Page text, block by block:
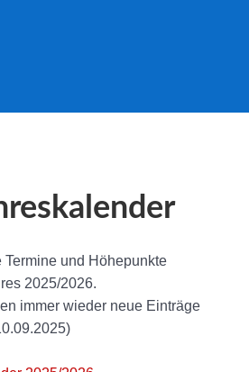
Termine und Höhepunkte
2025/2026.
immer wieder neue Einträge